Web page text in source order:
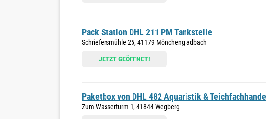
Pack Station DHL 211 PM Tankstelle
Schriefersmühle 25, 41179 Mönchengladbach
JETZT GEÖFFNET!
Paketbox von DHL 482 Aquaristik & Teichfachhandel
Zum Wasserturm 1, 41844 Wegberg